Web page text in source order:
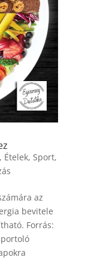
Ételek, Sport,
az
bevitele
Forrás: